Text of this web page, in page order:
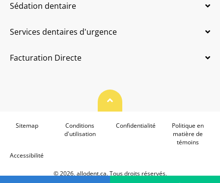
Sédation dentaire
Services dentaires d'urgence
Facturation Directe
© 2026. allodent.ca. Tous droits réservés.
Haut de page
Sitemap
Conditions
d'utilisation
Confidentialité
Politique en
matière de
témoins
Accessibilité